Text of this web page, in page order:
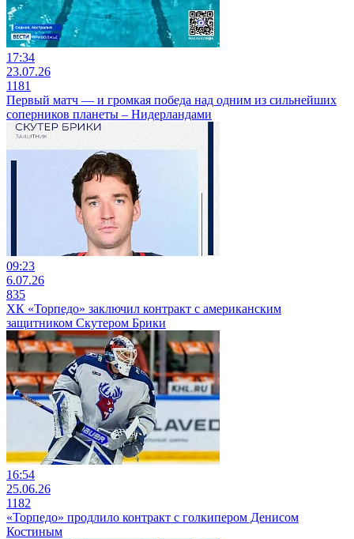
17:34
23.07.26
1181
Первый матч — и громкая победа над одним из сильнейших
соперников планеты – Нидерландами
09:23
6.07.26
835
ХК «Торпедо» заключил контракт с американским
защитником Скутером Брики
16:54
25.06.26
1182
«Торпедо» продлило контракт с голкипером Денисом
Костиным